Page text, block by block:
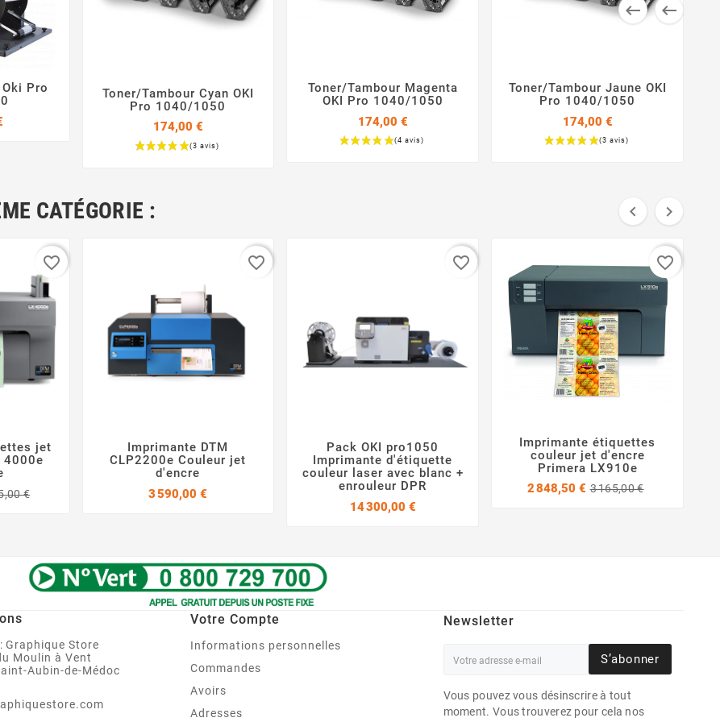
 
Pro
Prix
 
Toner/Tambour Cyan OKI
Pro 1040/1050
174,00 €
Prix
 
Toner/Tambour Magenta
OKI Pro 1040/1050
174,00 €
Prix
 
Toner/Tambour Jaune OKI
Pro 1040/1050
174,00 €
Prix
CATÉGORIE :  
jet
4000e
€
favorite_border
 
Imprimante DTM
CLP2200e Couleur jet
d'encre
3 590,00 €
favorite_border
 
Pack OKI pro1050
Imprimante d'étiquette
couleur laser avec blanc +
enrouleur DPR
14 300,00 €Prix
favorite_border
 
Imprimante étiquettes
couleur jet d'encre
Primera LX910e
2 848,50 € 3 165,00 €
favorite_border
Graphique Store
Moulin à Vent
Aubin-de-Médoc
Votre Compte
Informations personnelles
Commandes
Avoirs
Adresses
Newsletter
S’abonner
Vous pouvez vous désinscrire à tout
moment. Vous trouverez pour cela nos